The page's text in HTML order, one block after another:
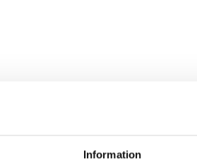
Information